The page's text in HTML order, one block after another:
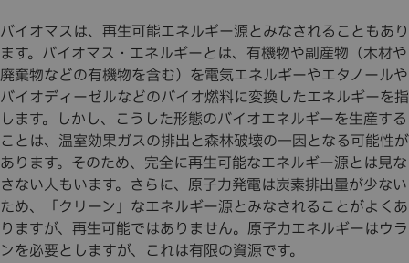
バイオマスは、再生可能エネルギー源とみなされることもあり
ます。バイオマス・エネルギーとは、有機物や副産物（木材や
廃棄物などの有機物を含む）を電気エネルギーやエタノールや
バイオディーゼルなどのバイオ燃料に変換したエネルギーを指
します。しかし、こうした形態のバイオエネルギーを生産する
ことは、温室効果ガスの排出と森林破壊の一因となる可能性が
あります。そのため、完全に再生可能なエネルギー源とは見な
さない人もいます。さらに、原子力発電は炭素排出量が少ない
ため、「クリーン」なエネルギー源とみなされることがよくあ
りますが、再生可能ではありません。原子力エネルギーはウラ
ンを必要としますが、これは有限の資源です。